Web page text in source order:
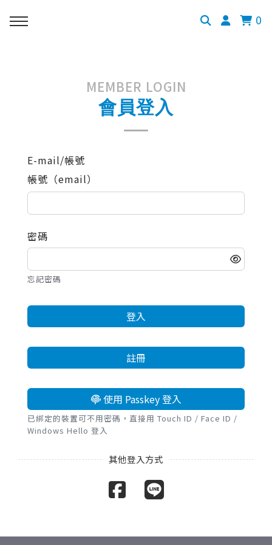
0
MEMBER LOGIN
會員登入
E-mail/帳號
帳號（email）
密碼
忘記密碼
登入
註冊
使用 Passkey 登入
已綁定的裝置可不用密碼，直接用 Touch ID / Face ID /
Windows Hello 登入